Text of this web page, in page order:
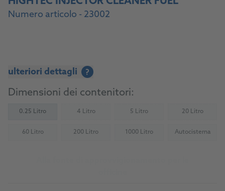
Numero articolo - 23002
ulteriori dettagli ?
Dimensioni dei contenitori:
0.25 Litro 4 Litro
(Not available) 5 Litro(Not available) 20 Litro
(Not
60 Litro
(Not available) 200 Litro(Not available) 1000 Litro(Not available)Autocisterna
(Not